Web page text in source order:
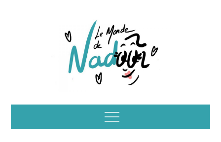
Illustrations – le
monde de Nadoo
Menu